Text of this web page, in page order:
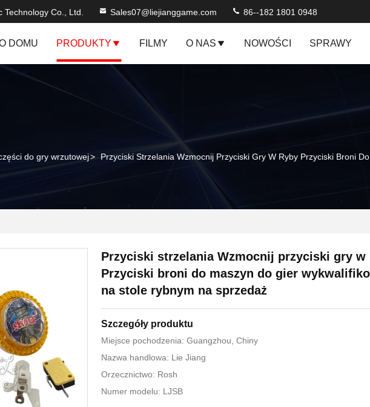
Co., Ltd. Sales07@liejianggame.com 86--182 1801 0948
DOMU PRODUKTY FILMY O NAS NOWOŚCI SPRAWY
do gry wrzutowej> Przyciski Strzelania Wzmocnij Przyciski Gry W Ryby Przyciski Broni
Przyciski strzelania Wzmocnij przyciski gry w
Przyciski broni do maszyn do gier
na stole rybnym na sprzedaż
Szczegóły produktu
Miejsce pochodzenia: Guangzhou, Chiny
Nazwa handlowa: Lie Jiang
Orzecznictwo: Rosh
Numer modelu: LJSB